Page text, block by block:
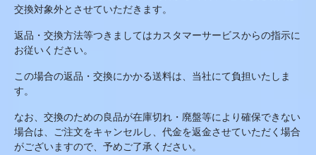
交換対象外とさせていただきます。
返品・交換方法等つきましてはカスタマーサービスからの指示に
お従いください。
この場合の返品・交換にかかる送料は、当社にて負担いたしま
す。
なお、交換のための良品が在庫切れ・廃盤等により確保できない
場合は、ご注文をキャンセルし、代金を返金させていただく場合
がございますので、予めご了承ください。